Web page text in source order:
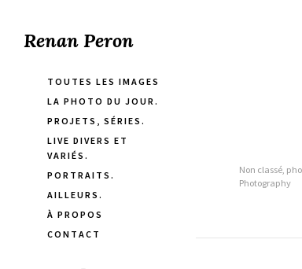
Renan Peron
TOUTES LES IMAGES
LA PHOTO DU JOUR.
PROJETS, SÉRIES.
LIVE DIVERS ET
VARIÉS.
PORTRAITS.
AILLEURS.
À PROPOS
CONTACT
Non classé,
Photography